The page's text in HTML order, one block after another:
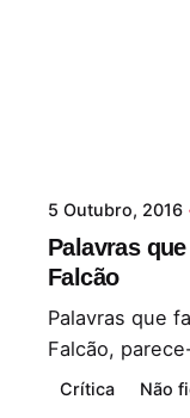
5 Outubro, 2016
Palavras
Falcão
Palavras que
Falcão,
Crítica Não